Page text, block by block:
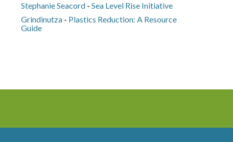
Stephanie Seacord -Sea Level Rise Initiative
Grindinutza - Plastics Reduction: A Resource
Guide